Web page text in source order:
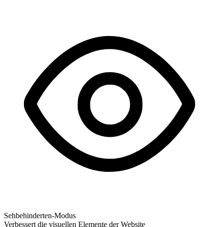
Sehbehinderten-Modus
Verbessert die visuellen Elemente der Website